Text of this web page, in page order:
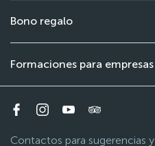
Bono regalo
Formaciones para empresas
Contactos para sugerencias y